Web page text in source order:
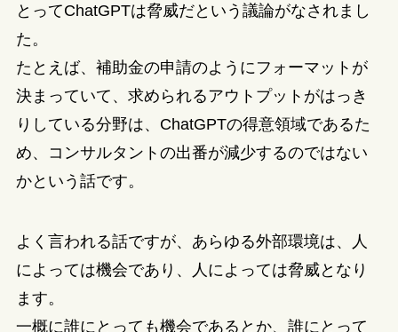
とってChatGPTは脅威だという議論がなされまし
た。
たとえば、補助金の申請のようにフォーマットが
決まっていて、求められるアウトプットがはっき
りしている分野は、ChatGPTの得意領域であるた
め、コンサルタントの出番が減少するのではない
かという話です。
よく言われる話ですが、あらゆる外部環境は、人
によっては機会であり、人によっては脅威となり
ます。
一概に誰にとっても機会であるとか、誰にとって